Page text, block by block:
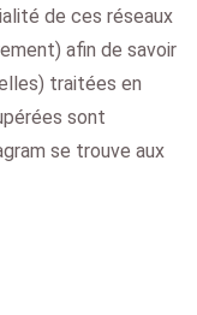
de ces réseaux
afin de savoir
traitées en
sont
se trouve aux